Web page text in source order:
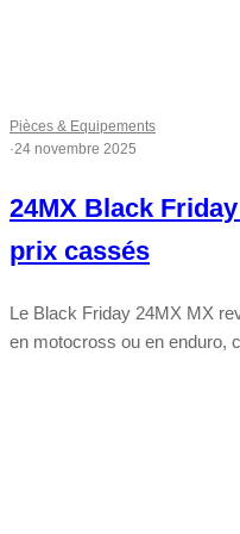
Pièces & Equipements
·24 novembre 2025
24MX Black
prix cassés
Le Black Friday 24MX MX
en motocross ou en enduro,